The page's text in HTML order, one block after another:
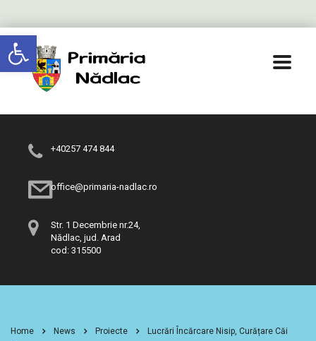
Deschide bara de unelte
+40257 474 844
office@primaria-nadlac.ro
Str. 1 Decembrie nr.24,
Nădlac, jud. Arad
cod: 315500
Home News Proiecte
Lucrări Încărcare Nisip, Curățare Căi